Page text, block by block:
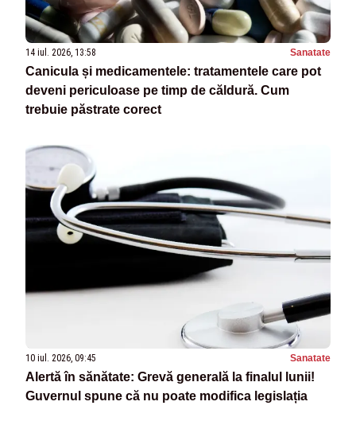
14 iul. 2026, 13:58 Sanatate
Canicula și medicamentele: tratamentele care pot
deveni periculoase pe timp de căldură. Cum
trebuie păstrate corect
10 iul. 2026, 09:45 Sanatate
Alertă în sănătate: Grevă generală la finalul lunii!
Guvernul spune că nu poate modifica legislația